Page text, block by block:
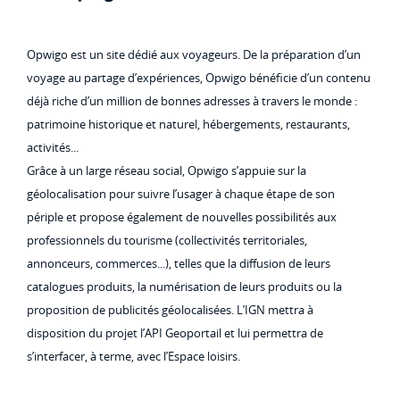
Opwigo est un site dédié aux voyageurs. De la préparation d’un
voyage au partage d’expériences, Opwigo bénéficie d’un contenu
déjà riche d’un million de bonnes adresses à travers le monde :
patrimoine historique et naturel, hébergements, restaurants,
activités...
Grâce à un large réseau social, Opwigo s’appuie sur la
géolocalisation pour suivre l’usager à chaque étape de son
périple et propose également de nouvelles possibilités aux
professionnels du tourisme (collectivités territoriales,
annonceurs, commerces...), telles que la diffusion de leurs
catalogues produits, la numérisation de leurs produits ou la
proposition de publicités géolocalisées. L’IGN mettra à
disposition du projet l’API Geoportail et lui permettra de
s’interfacer, à terme, avec l’Espace loisirs.